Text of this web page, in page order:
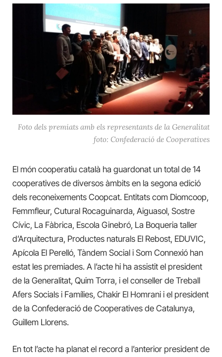
Foto dels premiats amb els representants de la Generalitat
foto: Confederació de Cooperatives
El món cooperatiu català ha guardonat un total de 14
cooperatives de diversos àmbits en la segona edició
dels reconeixements Coopcat. Entitats com Diomcoop,
Femmfleur, Cutural Rocaguinarda, Aiguasol, Sostre
Cívic, La Fàbrica, Escola Ginebró, La Boqueria taller
d’Arquitectura, Productes naturals El Rebost, EDUVIC,
Apícola El Perelló, Tàndem Social i Som Connexió han
estat les premiades. A l’acte hi ha assistit el president
de la Generalitat, Quim Torra, i el conseller de Treball
Afers Socials i Famílies, Chakir El Homrani i el president
de la Confederació de Cooperatives de Catalunya,
Guillem Llorens.
En tot l’acte ha planat el record a l’anterior president de